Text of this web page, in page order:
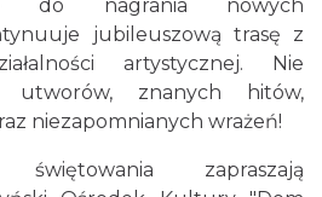
2026-08-30
do nagrania nowych
jubileuszową trasę z
artystycznej. Nie
utworów, znanych hitów,
niezapomnianych wrażeń!
zapraszają